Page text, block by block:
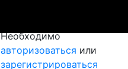
Необходимо
авторизоваться или
зарегистрироваться